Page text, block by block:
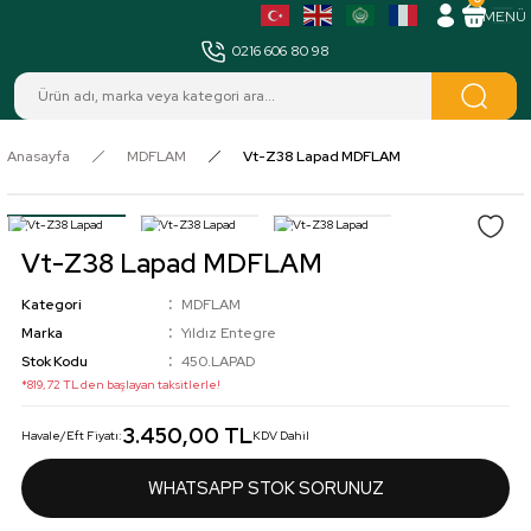
0216 606 80 98
Anasayfa MDFLAM Vt-Z38 Lapad MDFLAM
Vt-Z38 Lapad MDFLAM
Kategori
MDFLAM
Marka
Yıldız Entegre
Stok Kodu
450.LAPAD
*819,72 TL den başlayan taksitlerle!
Havale/Eft Fiyatı:3.450,00 TLKDV Dahil
WHATSAPP STOK SORUNUZ